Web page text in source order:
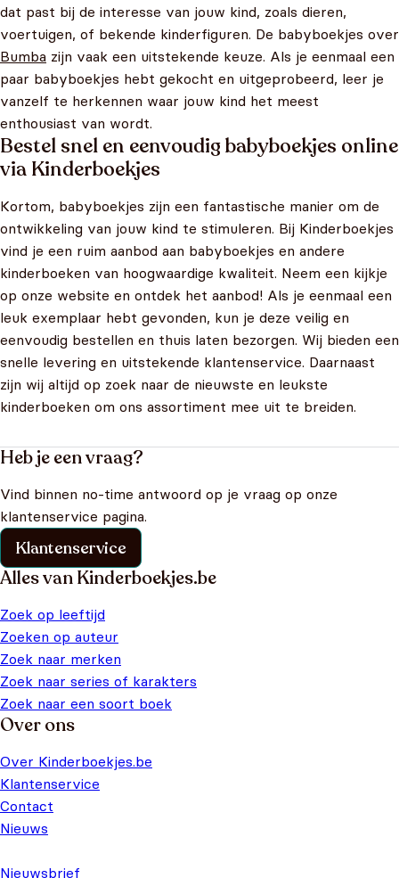
dat past bij de interesse van jouw kind, zoals dieren,
voertuigen, of bekende kinderfiguren. De babyboekjes over
Bumba zijn vaak een uitstekende keuze. Als je eenmaal een
paar babyboekjes hebt gekocht en uitgeprobeerd, leer je
vanzelf te herkennen waar jouw kind het meest
enthousiast van wordt.
Bestel snel en eenvoudig babyboekjes online
via Kinderboekjes
Kortom, babyboekjes zijn een fantastische manier om de
ontwikkeling van jouw kind te stimuleren. Bij Kinderboekjes
vind je een ruim aanbod aan babyboekjes en andere
kinderboeken van hoogwaardige kwaliteit. Neem een kijkje
op onze website en ontdek het aanbod! Als je eenmaal een
leuk exemplaar hebt gevonden, kun je deze veilig en
eenvoudig bestellen en thuis laten bezorgen. Wij bieden een
snelle levering en uitstekende klantenservice. Daarnaast
zijn wij altijd op zoek naar de nieuwste en leukste
kinderboeken om ons assortiment mee uit te breiden.
Heb je een vraag?
Vind binnen no-time antwoord op je vraag op onze
klantenservice pagina.
Klantenservice
Alles van Kinderboekjes.be
Zoek op leeftijd
Zoeken op auteur
Zoek naar merken
Zoek naar series of karakters
Zoek naar een soort boek
Over ons
Over Kinderboekjes.be
Klantenservice
Contact
Nieuws
Nieuwsbrief